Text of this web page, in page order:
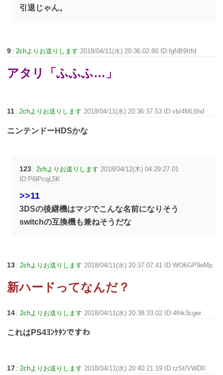
引退じゃん。
9 :2chよりお送りします 2018/04/11(水) 20:36:02.80 ID:fgNB9Itfd
アタリ「ふふふ…」
11 :2chよりお送りします 2018/04/11(水) 20:36:37.53 ID:vb/4ML6hd
ニンテンドーHDSかな
123 :2chよりお送りします 2018/04/12(木) 04:29:27.01
ID:P6lPcqL5K
>>11
3DSの後継機はマジでこんな名前になりそう
switchの互換機も兼ねそうだな
13 :2chよりお送りします 2018/04/11(水) 20:37:07.41 ID:WO6GP9eMp
新ハードってなんだ？
14 :2chよりお送りします 2018/04/11(水) 20:38:33.02 ID:4fhk3cger
これはPS4ﾖﾝｹﾀﾝですわ
17 :2chよりお送りします 2018/04/11(水) 20:40:21.19 ID:rzSt/VWD0